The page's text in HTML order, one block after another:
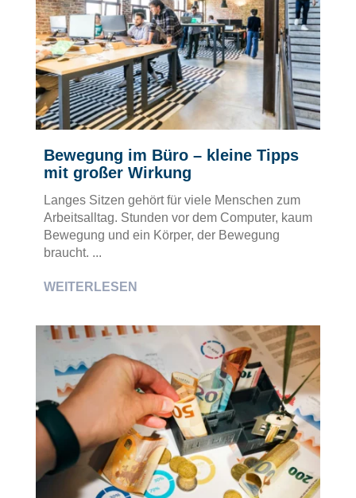
Bewegung im Büro – kleine Tipps
mit großer Wirkung
Langes Sitzen gehört für viele Menschen zum
Arbeitsalltag. Stunden vor dem Computer, kaum
Bewegung und ein Körper, der Bewegung
braucht. ...
WEITERLESEN